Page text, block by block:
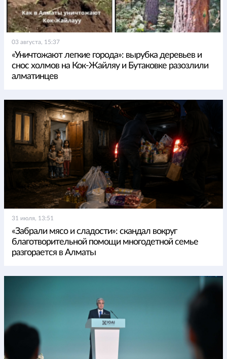
03 августа, 15:37
«Уничтожают легкие города»: вырубка деревьев и
снос холмов на Кок-Жайляу и Бутаковке разозлили
алматинцев
31 июля, 13:51
«Забрали мясо и сладости»: скандал вокруг
благотворительной помощи многодетной семье
разгорается в Алматы